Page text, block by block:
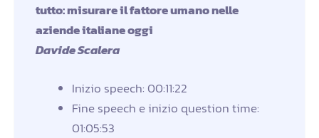
tutto: misurare il fattore umano nelle
aziende italiane oggi
Davide Scalera
Inizio speech: 00:11:22
Fine speech e inizio question time:
01:05:53